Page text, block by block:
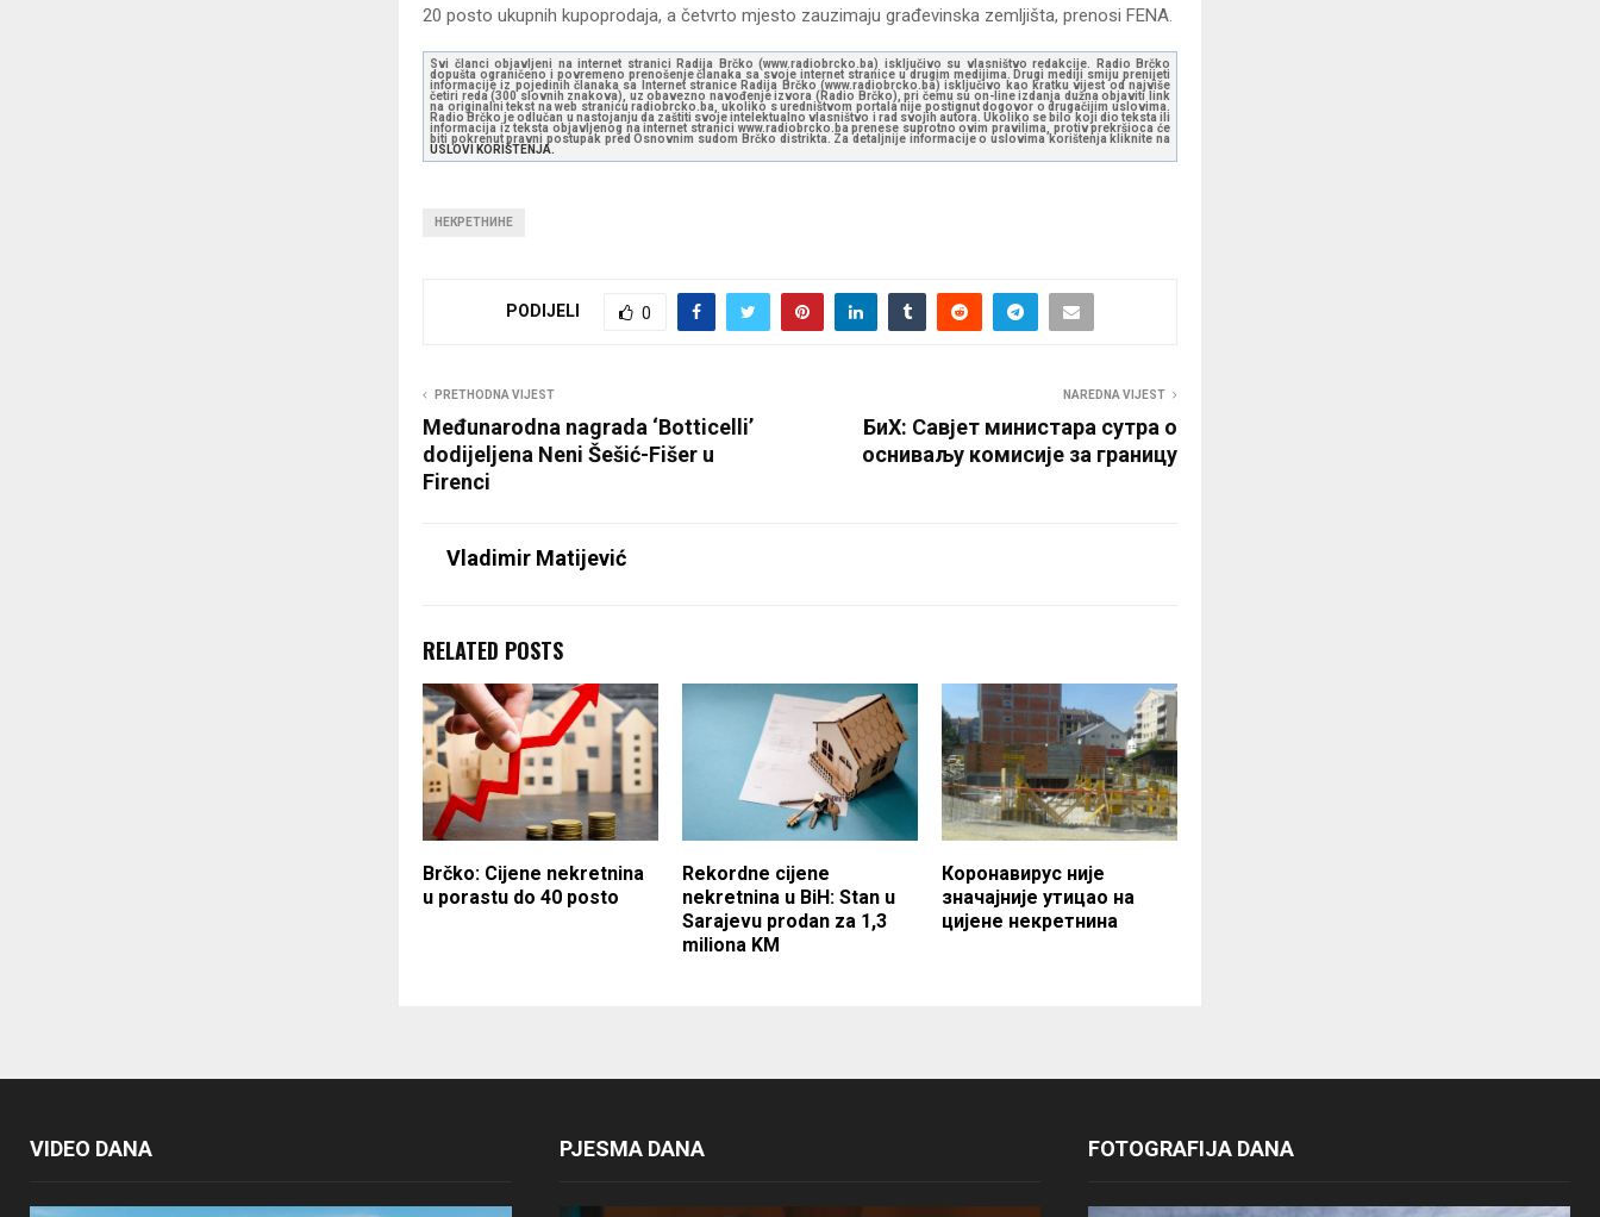
20 posto ukupnih kupoprodaja, a četvrto mjesto zauzimaju građevinska zemljišta, prenosi FENA.
Svi članci objavljeni na internet stranici Radija Brčko (www.radiobrcko.ba) isključivo su vlasništvo redakcije. Radio Brčko
dopušta ograničeno i povremeno prenošenje članaka sa svoje internet stranice u drugim medijima. Drugi mediji smiju prenijeti
informacije iz pojedinih članaka sa Internet stranice Radija Brčko (www.radiobrcko.ba) isključivo kao kratku vijest od najviše
četiri reda (300 slovnih znakova), uz obavezno navođenje izvora (Radio Brčko), pri čemu su on-line izdanja dužna objaviti link
na originalni tekst na web stranicu radiobrcko.ba, ukoliko s uredništvom portala nije postignut dogovor o drugačijim uslovima.
Radio Brčko je odlučan u nastojanju da zaštiti svoje intelektualno vlasništvo i rad svojih autora. Ukoliko se bilo koji dio teksta ili
informacija iz teksta objavljenog na internet stranici www.radiobrcko.ba prenese suprotno ovim pravilima, protiv prekršioca će
biti pokrenut pravni postupak pred Osnovnim sudom Brčko distrikta. Za detaljnije informacije o uslovima korištenja kliknite na
USLOVI KORIŠTENJA.
НЕКРЕТНИНЕ
PODIJELI 0
PRETHODNA VIJEST
Međunarodna nagrada ‘Botticelli’
dodijeljena Neni Šešić-Fišer u
Firenci
NAREDNA VIJEST
БиХ: Савјет министара сутра о
осниваљу комисије за границу
Vladimir Matijević
RELATED POSTS
Brčko: Cijene nekretnina
u porastu do 40 posto
Rekordne cijene
nekretnina u BiH: Stan u
Sarajevu prodan za 1,3
miliona KM
Коронавирус није
значајније утицао на
цијене некретнина
VIDEO DANA PJESMA DANA FOTOGRAFIJA DANA